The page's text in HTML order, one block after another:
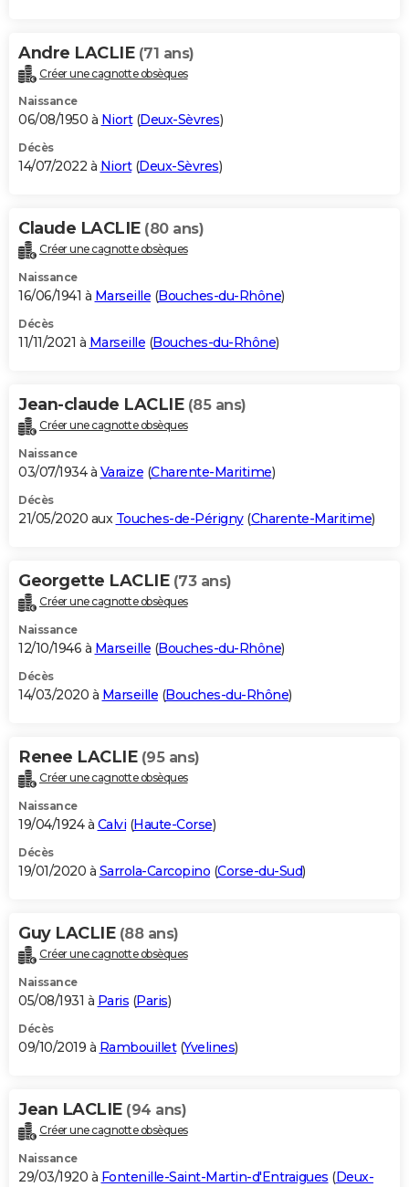
Andre LACLIE (71 ans)
Créer une cagnotte obsèques
Naissance
06/08/1950 à Niort(Deux-Sèvres)
Décès
14/07/2022 à Niort(Deux-Sèvres)
Claude LACLIE (80 ans)
Créer une cagnotte obsèques
Naissance
16/06/1941 à Marseille (Bouches-du-Rhône)
Décès
11/11/2021 à Marseille (Bouches-du-Rhône)
Jean-claude LACLIE (85 ans)
Créer une cagnotte obsèques
Naissance
03/07/1934 à Varaize (Charente-Maritime)
Décès
21/05/2020 aux Touches-de-Périgny(Charente-Maritime)
Georgette LACLIE (73 ans)
Créer une cagnotte obsèques
Naissance
12/10/1946 à Marseille (Bouches-du-Rhône)
Décès
14/03/2020 à Marseille (Bouches-du-Rhône)
Renee LACLIE (95 ans)
Créer une cagnotte obsèques
Naissance
19/04/1924 à Calvi (Haute-Corse)
Décès
19/01/2020 à Sarrola-Carcopino (Corse-du-Sud)
Guy LACLIE (88 ans)
Créer une cagnotte obsèques
Naissance
05/08/1931 à Paris (Paris)
Décès
09/10/2019 à Rambouillet(Yvelines)
Jean LACLIE (94 ans)
Créer une cagnotte obsèques
Naissance
29/03/1920 à Fontenille-Saint-Martin-d'Entraigues (Deux-